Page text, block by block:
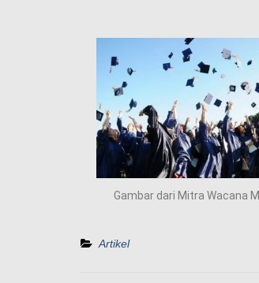
Gambar dari Mitra Wacana
Artikel